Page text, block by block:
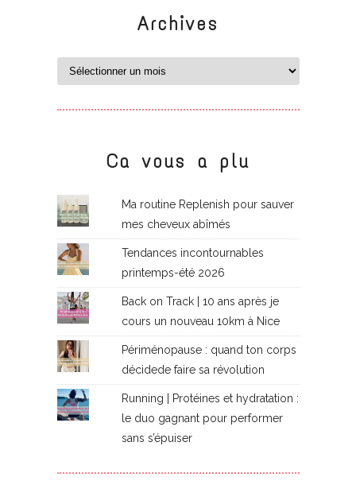
Archives
Ca vous a plu
Ma routine Replenish pour sauver
mes cheveux abîmés
Tendances incontournables
printemps-été 2026
Back on Track | 10 ans après je
cours un nouveau 10km à Nice
Périménopause : quand ton corps
décidede faire sa révolution
Running | Protéines et hydratation :
le duo gagnant pour performer
sans s’épuiser